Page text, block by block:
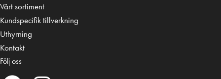
Vårt sortiment
Kundspecifik tillverkning
Uthyrning
Kontakt
Följ oss